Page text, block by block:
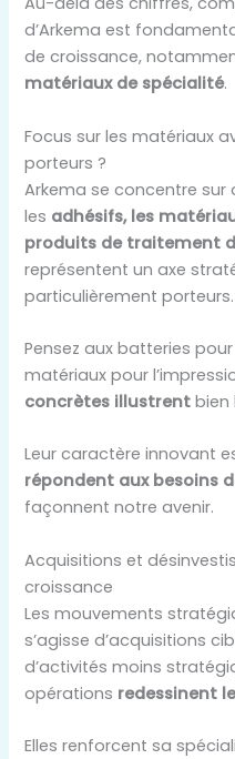
d’Arkema est
de croissance,
matériaux de spécialité.
Focus sur les matériaux
porteurs ?
Arkema se concentre
les adhésifs, les
produits de traitement
représentent un axe
particulièrement porteurs.
Pensez aux batteries
matériaux pour
concrètes illustrent bien
Leur caractère innovant
répondent aux besoins
façonnent notre avenir.
Acquisitions et
croissance
Les mouvements
s’agisse d’acquisitions
d’activités moins
opérations redessinent
Elles renforcent sa